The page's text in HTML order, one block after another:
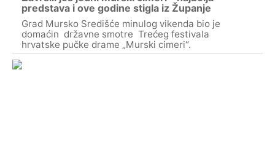
predstava i ove godine stigla iz Županje
Grad Mursko Središće minulog vikenda bio je
domaćin državne smotre Trećeg festivala
hrvatske pučke drame „Murski cimeri“.